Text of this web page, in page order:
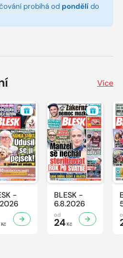
probíhá od pondělí do
Více
-
Kč
BLESK -
6.8.2026
od
24Kč